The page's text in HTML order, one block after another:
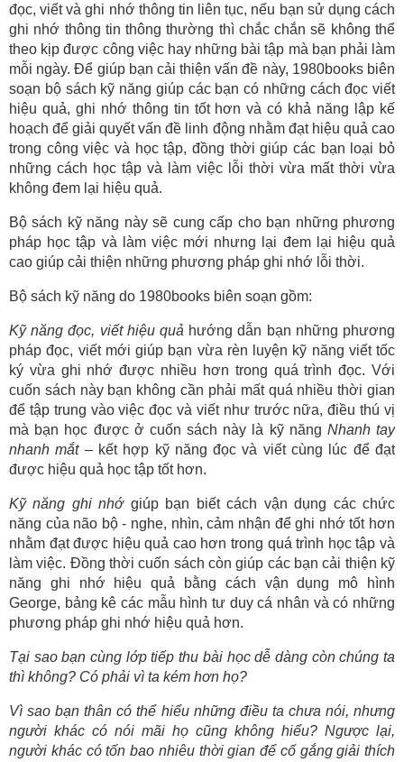
đọc, viết và ghi nhớ thông tin liên tục, nếu bạn sử dụng cách
ghi nhớ thông tin thông thường thì chắc chắn sẽ không thể
theo kịp được công việc hay những bài tập mà bạn phải làm
mỗi ngày. Để giúp bạn cải thiện vấn đề này, 1980books biên
soạn bộ sách kỹ năng giúp các bạn có những cách đọc viết
hiệu quả, ghi nhớ thông tin tốt hơn và có khả năng lập kế
hoạch để giải quyết vấn đề linh động nhằm đạt hiệu quả cao
trong công việc và học tập, đồng thời giúp các bạn loại bỏ
những cách học tập và làm việc lỗi thời vừa mất thời vừa
không đem lại hiệu quả.
Bộ sách kỹ năng này sẽ cung cấp cho bạn những phương
pháp học tập và làm việc mới nhưng lại đem lại hiệu quả
cao giúp cải thiện những phương pháp ghi nhớ lỗi thời.
Bộ sách kỹ năng do 1980books biên soạn gồm:
Kỹ năng đọc, viết hiệu quả hướng dẫn bạn những phương
pháp đọc, viết mới giúp bạn vừa rèn luyện kỹ năng viết tốc
ký vừa ghi nhớ được nhiều hơn trong quá trình đọc. Với
cuốn sách này bạn không cần phải mất quá nhiều thời gian
để tập trung vào việc đọc và viết như trước nữa, điều thú vị
mà bạn học được ở cuốn sách này là kỹ năng Nhanh tay
nhanh mắt– kết hợp kỹ năng đọc và viết cùng lúc để đạt
được hiệu quả học tập tốt hơn.
Kỹ năng ghi nhớgiúp bạn biết cách vận dụng các chức
năng của não bộ - nghe, nhìn, cảm nhận để ghi nhớ tốt hơn
nhằm đạt được hiệu quả cao hơn trong quá trình học tập và
làm việc. Đồng thời cuốn sách còn giúp các bạn cải thiện kỹ
năng ghi nhớ hiệu quả bằng cách vận dụng mô hình
George, bảng kê các mẫu hình tư duy cá nhân và có những
phương pháp ghi nhớ hiệu quả hơn.
Tại sao bạn cùng lớp tiếp thu bài học dễ dàng còn chúng ta
thì không? Có phải vì ta kém hơn họ?
Vì sao bạn thân có thể hiểu những điều ta chưa nói, nhưng
người khác có nói mãi họ cũng không hiểu? Ngược lại,
người khác có tốn bao nhiêu thời gian để cố gắng giải thích